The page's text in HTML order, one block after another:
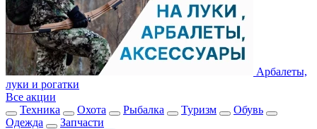
Арбалеты,
луки и рогатки
Все акции
Техника
Охота Рыбалка Туризм
Обувь
Одежда
Запчасти